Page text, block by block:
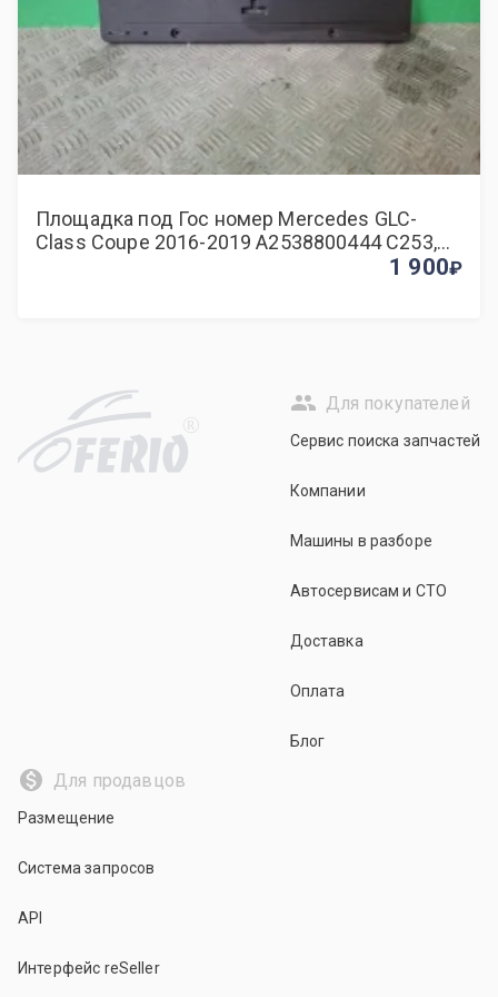
Площадка под Гос номер Mercedes GLC-
Class Coupe 2016-2019 A2538800444 C253,
1 900
R
Для покупателей
Сервис поиска запчастей
Компании
Машины в разборе
Автосервисам и СТО
Доставка
Оплата
Блог
Для продавцов
Размещение
Система запросов
API
Интерфейс reSeller